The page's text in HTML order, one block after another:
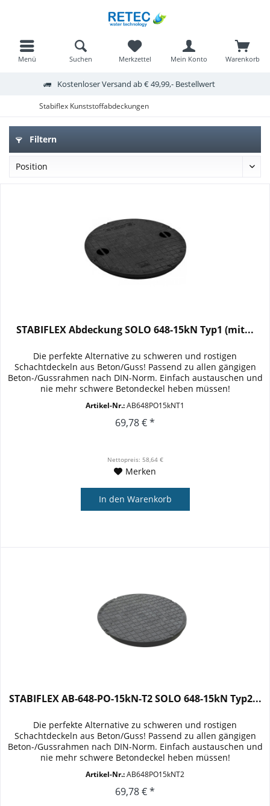
Kostenloser Versand ab € 49,99,- Bestellwert
Menü Warenkorb
Merkzettel Mein Konto
Suchen
Stabiflex Kunststoffabdeckungen
Filtern
STABIFLEX Abdeckung SOLO 648-15kN Typ1 (mit...
Die perfekte Alternative zu schweren und rostigen
Schachtdeckeln aus Beton/Guss! Passend zu allen gängigen
Beton-/Gussrahmen nach DIN-Norm. Einfach austauschen und
nie mehr schwere Betondeckel heben müssen!
Artikel-Nr.:AB648PO15kNT1
69,78 € *
Nettopreis: 58,64 €
Merken
In den Warenkorb
STABIFLEX AB-648-PO-15kN-T2 SOLO 648-15kN Typ2...
Die perfekte Alternative zu schweren und rostigen
Schachtdeckeln aus Beton/Guss! Passend zu allen gängigen
Beton-/Gussrahmen nach DIN-Norm. Einfach austauschen und
nie mehr schwere Betondeckel heben müssen!
Artikel-Nr.:AB648PO15kNT2
69,78 € *